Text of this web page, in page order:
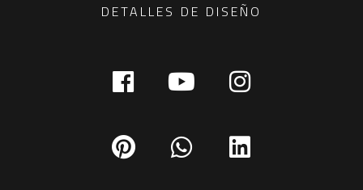
DETALLES DE DISEÑO